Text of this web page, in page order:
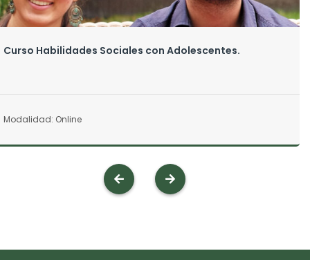
Curso Habilidades Sociales con Adolescentes.
Modalidad: Online